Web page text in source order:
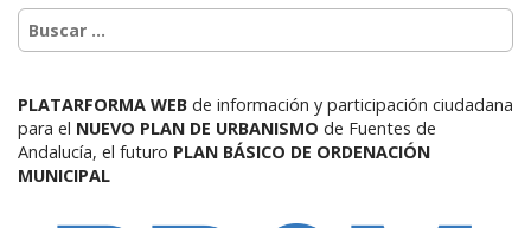
PLATARFORMA WEB de información y participación ciudadana
para el NUEVO PLAN DE URBANISMO de Fuentes de
Andalucía, el futuro PLAN BÁSICO DE ORDENACIÓN
MUNICIPAL